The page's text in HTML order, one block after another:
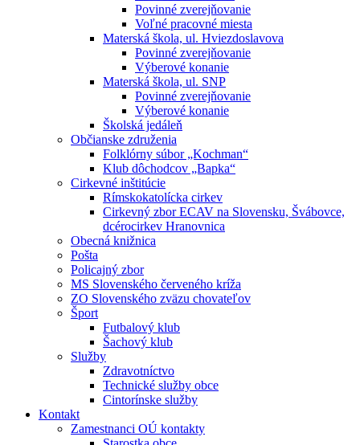
Povinné zverejňovanie
Voľné pracovné miesta
Materská škola, ul. Hviezdoslavova
Povinné zverejňovanie
Výberové konanie
Materská škola, ul. SNP
Povinné zverejňovanie
Výberové konanie
Školská jedáleň
Občianske združenia
Folklórny súbor „Kochman“
Klub dôchodcov „Bapka“
Cirkevné inštitúcie
Rímskokatolícka cirkev
Cirkevný zbor ECAV na Slovensku, Švábovce,
dcérocirkev Hranovnica
Obecná knižnica
Pošta
Policajný zbor
MS Slovenského červeného kríža
ZO Slovenského zväzu chovateľov
Šport
Futbalový klub
Šachový klub
Služby
Zdravotníctvo
Technické služby obce
Cintorínske služby
Kontakt
Zamestnanci OÚ kontakty